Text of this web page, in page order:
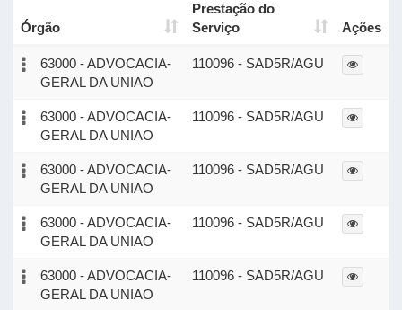
Órgão
Prestação do
Serviço
Ações
63000 - ADVOCACIA-
GERAL DA UNIAO
110096 - SAD5R/AGU
63000 - ADVOCACIA-
GERAL DA UNIAO
110096 - SAD5R/AGU
63000 - ADVOCACIA-
GERAL DA UNIAO
110096 - SAD5R/AGU
63000 - ADVOCACIA-
GERAL DA UNIAO
110096 - SAD5R/AGU
63000 - ADVOCACIA-
GERAL DA UNIAO
110096 - SAD5R/AGU